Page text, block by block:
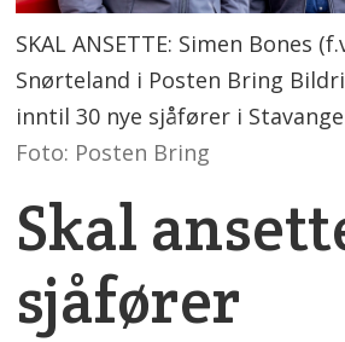
SKAL ANSETTE: Simen Bones
Snørteland i Posten Bring
inntil 30 nye sjåfører i
Foto: Posten Bring
Skal
sjåfører